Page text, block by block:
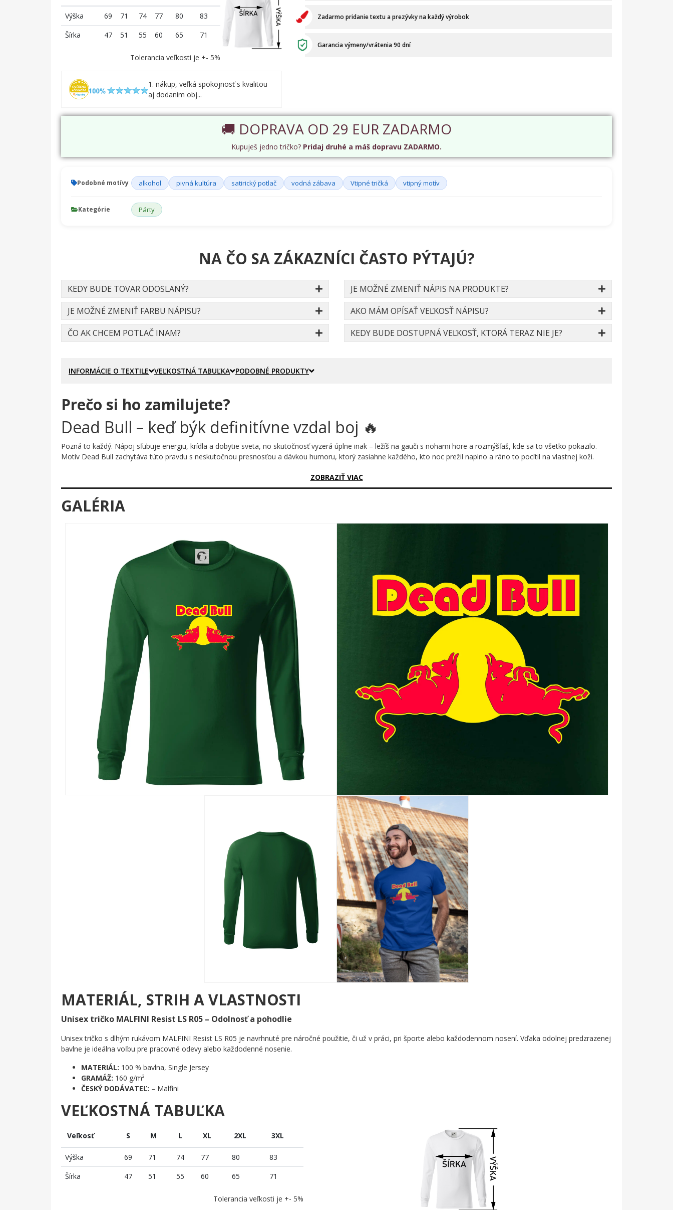
Výška 69 71 74 77 80
83
Šírka
47 51 55 60 65 71
Tolerancia veľkosti je +- 5%
1. nákup, veľká spokojnosť s kvalitou
aj dodanim obj...
Zadarmo pridanie textu a prezývky na každý výrobok
Garancia výmeny/vrátenia 90 dní
🚚 DOPRAVA OD 29 EUR ZADARMO
Kupuješ jedno tričko? Pridaj druhé a máš dopravu ZADARMO.
Podobné motívy alkohol pivná kultúra satirický potlač vodná zábava Vtipné tričká vtipný motív
Kategórie Párty
NA ČO SA ZÁKAZNÍCI ČASTO PÝTAJÚ?
KEDY BUDE TOVAR ODOSLANÝ?
JE MOŽNÉ ZMENIŤ FARBU NÁPISU?
ČO AK CHCEM POTLAČ INAM?
JE MOŽNÉ ZMENIŤ NÁPIS NA PRODUKTE?
AKO MÁM OPÍSAŤ VEĽKOSŤ NÁPISU?
KEDY BUDE DOSTUPNÁ VEĽKOSŤ, KTORÁ TERAZ NIE JE?
INFORMÁCIE O TEXTILE VEĽKOSTNÁ TABUĽKA PODOBNÉ PRODUKTY
Prečo si ho zamilujete?
Dead Bull – keď býk definitívne vzdal boj 🔥
Pozná to každý. Nápoj sľubuje energiu, krídla a dobytie sveta, no skutočnosť vyzerá úplne inak – ležíš na gauči s nohami hore a rozmýšľaš, kde sa to všetko pokazilo.
Motív Dead Bull zachytáva túto pravdu s neskutočnou presnosťou a dávkou humoru, ktorý zasiahne každého, kto noc prežil naplno a ráno to pocítil na vlastnej koži.
Grafika je vybudovaná na geniálne jednoduchom nápade – slávne logo s dvoma bojujúcimi býkmi dostalo nečakaný zvrat. Obaja býci ležia na zemi s kopytami
obratenými k nebu, žlté slnko im svieti na ich dôstojný odpočinok a nápis Dead Bull to celé uzatvára s dokonalou iróniou. Červeno-žltá farebná kombinácia je zámerná a
Komu urobí radosť?
🔥 Každému, kto miluje párty a ráno vždy prisahá, že to bolo naposledy
💡 Milovníkom vtipných odkazov na populárnu kultúru a chytrého humoru
🌟 Ľuďom, ktorí chcú na seba upútať pozornosť bez jediného vysvetľovania
🖤 Kamarátom, ktorí si zaslúžia darček s nadsázkou a pravdivou iróniou
Motív, ktorý hovorí za teba – aj keď ty sám hovoriť nevládzeš. Dead Bull nepotrebuje krídla ani sľuby. Potrebuje len správneho nositeľa a publikum, ktoré ocení dobrý vtip. ✨
ZOBRAZIŤ VIAC
GALÉRIA
MATERIÁL, STRIH A VLASTNOSTI
Unisex tričko MALFINI Resist LS R05 – Odolnosť a pohodlie
Unisex tričko s dlhým rukávom MALFINI Resist LS R05 je navrhnuté pre náročné použitie, či už v práci, pri športe alebo každodennom nosení. Vďaka odolnej predzrazenej
bavlne je ideálna voľbu pre pracovné odevy alebo každodenné nosenie.
MATERIÁL: 100 % bavlna, Single Jersey
GRAMÁŽ: 160 g/m²
ČESKÝ DODÁVATEĽ: – Malfini
VEĽKOSTNÁ TABUĽKA
Veľkosť S M L XL 2XL 3XL
Výška 69 71 74 77 80
83
Šírka
47 51 55 60 65 71
Tolerancia veľkosti je +- 5%